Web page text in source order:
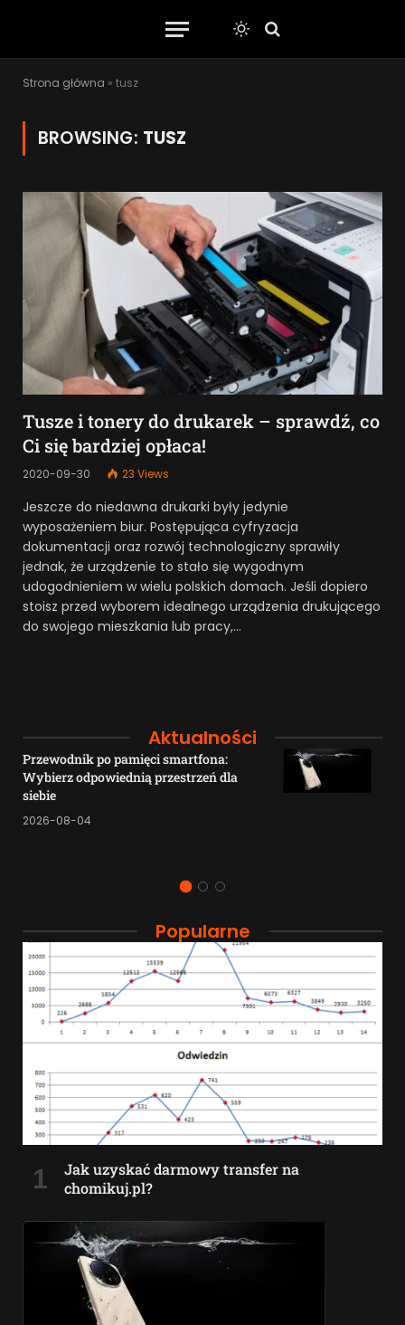
Strona główna » tusz
BROWSING: TUSZ
Tusze i tonery do drukarek – sprawdź, co
Ci się bardziej opłaca!
2020-09-30 23 Views
Jeszcze do niedawna drukarki były jedynie
wyposażeniem biur. Postępująca cyfryzacja
dokumentacji oraz rozwój technologiczny sprawiły
jednak, że urządzenie to stało się wygodnym
udogodnieniem w wielu polskich domach. Jeśli dopiero
stoisz przed wyborem idealnego urządzenia drukującego
do swojego mieszkania lub pracy,…
Aktualności
Przewodnik po pamięci smartfona:
Wybierz odpowiednią przestrzeń dla
siebie
2026-08-04
Popularne
Jak uzyskać darmowy transfer na
chomikuj.pl?